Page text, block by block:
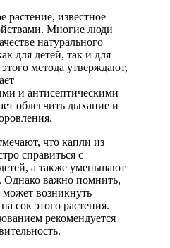
известное
Многие люди
натурального
для детей, так и для
метода утверждают,
и антисептическими
облегчить дыхание и
что капли из
справиться с
а также уменьшают
Однако важно помнить,
возникнуть
сок этого растения.
рекомендуется